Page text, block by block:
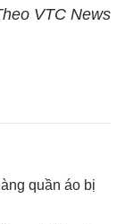
VTC News
quần áo bị